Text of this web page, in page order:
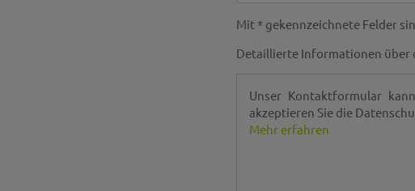
Mit * gekennzeichnete Felder
Detaillierte Informationen über
Unser Kontaktformular
akzeptieren Sie die
Mehr erfahren